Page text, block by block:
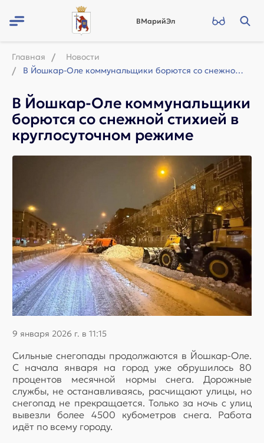
ВМарийЭл
Главная
Новости
В Йошкар-Оле коммунальщики борются со снежной стихией в круглосуточном режиме
В Йошкар-Оле коммунальщики
борются со снежной стихией в
круглосуточном режиме
9 января 2026 г. в 11:15
Сильные снегопады продолжаются в Йошкар-Оле.
С начала января на город уже обрушилось 80
процентов месячной нормы снега. Дорожные
службы, не останавливаясь, расчищают улицы, но
снегопад не прекращается. Только за ночь с улиц
вывезли более 4500 кубометров снега. Работа
идёт по всему городу.